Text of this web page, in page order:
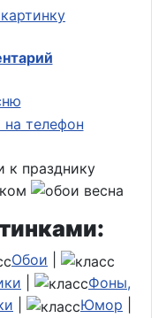
Обои
Фоны,
Юмор